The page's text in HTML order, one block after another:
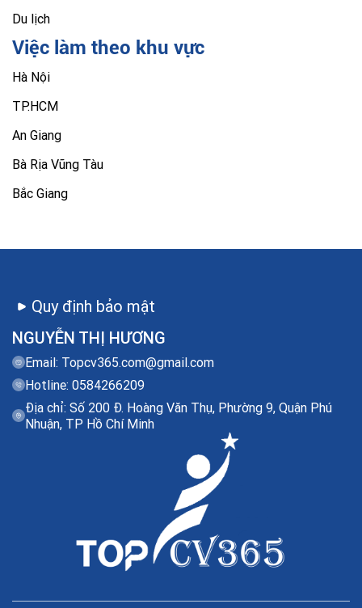
Du lịch
Việc làm theo khu vực
Hà Nội
TP.HCM
An Giang
Bà Rịa Vũng Tàu
Bắc Giang
NGUYỄN THỊ HƯƠNG
Email: Topcv365.com@gmail.com
Hotline: 0584266209
Địa chỉ: Số 200 Đ. Hoàng Văn Thụ, Phường 9, Quận Phú
Nhuận, TP Hồ Chí Minh
Quy định bảo mật